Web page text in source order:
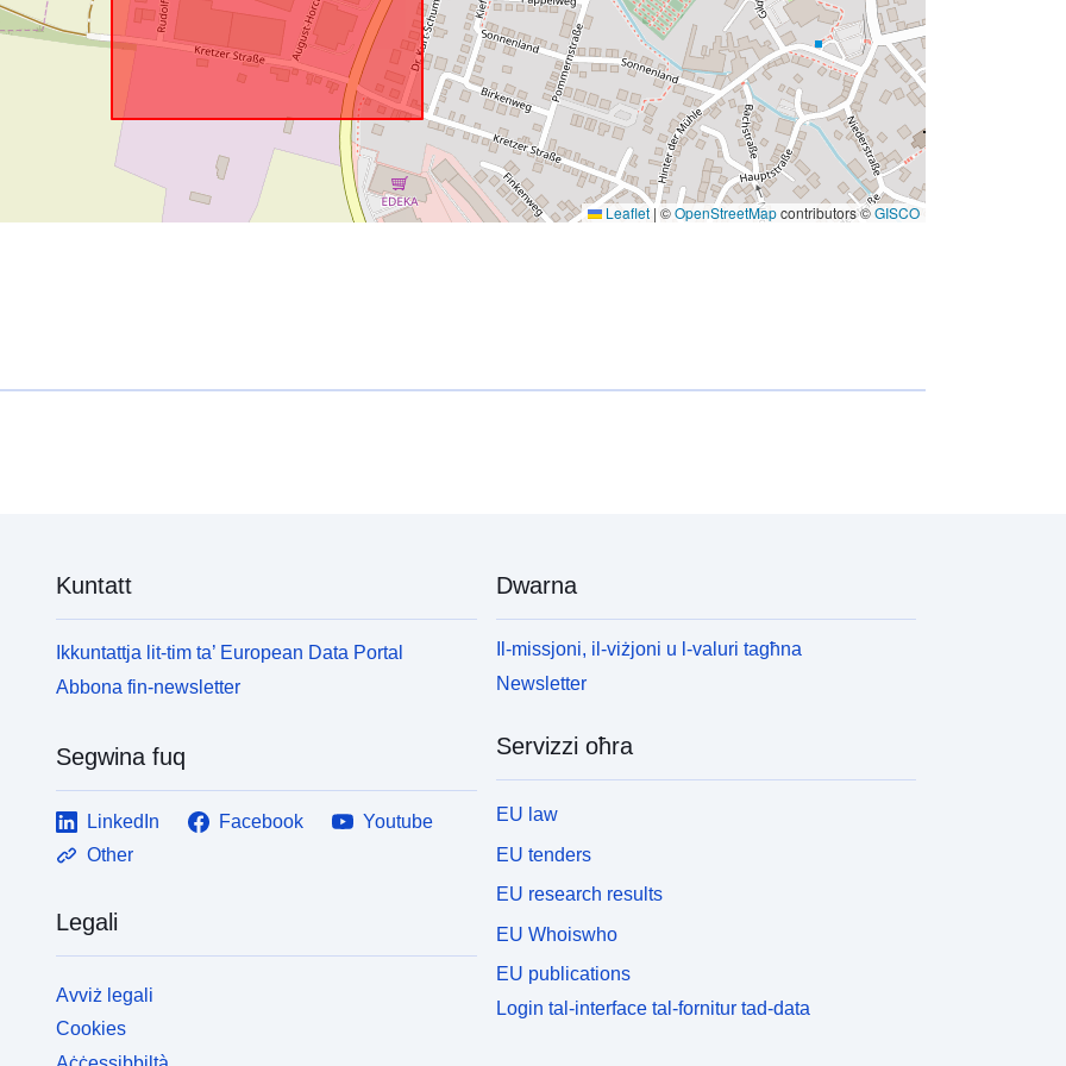
Leaflet | ©OpenStreetMapcontributors ©GISCO
Kuntatt
Ikkuntattja lit-tim ta’ European Data Portal
Abbona fin-newsletter
Segwina fuq
LinkedIn Facebook
Youtube
Other
Legali
Avviż legali
Cookies
Dwarna
Il-missjoni, il-viżjoni u l-valuri tagħna
Newsletter
Servizzi oħra
EU law
EU tenders
EU research results
EU Whoiswho
EU publications
Login tal-interface tal-fornitur tad-data